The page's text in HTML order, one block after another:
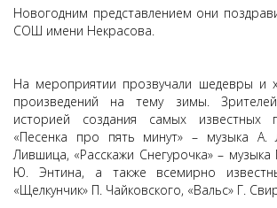
Новогодним представлением они
СОШ имени Некрасова.
На мероприятии прозвучали шедевры и
произведений на тему зимы.
историей создания самых известных
«Песенка про пять минут» – музыка А.
Лившица, «Расскажи Снегурочка» – музыка
Ю. Энтина, а также всемирно
«Щелкунчик» П. Чайковского, «Вальс» Г.